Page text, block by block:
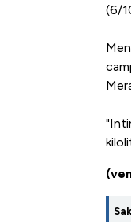
(6/